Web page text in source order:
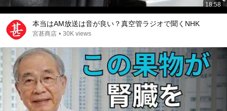
18:58
本当はAM放送は音が良い？真空管ラジオで聞くNHK
宮甚商店 • 30K views